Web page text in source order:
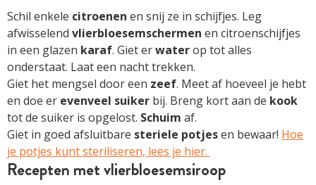
Schil enkele citroenen en snij ze in schijfjes. Leg
afwisselend vlierbloesemschermen en citroenschijfjes
in een glazen karaf. Giet erwaterop tot alles
onderstaat. Laat een nacht trekken.
Giet het mengsel door een zeef. Meet af hoeveel je hebt
en doe er evenveel suiker bij. Breng kort aan de kook
tot de suiker is opgelost. Schuim af.
Giet in goed afsluitbare steriele potjesen bewaar! Hoe
je potjes kunt steriliseren, lees je hier.
Recepten met vlierbloesemsiroop